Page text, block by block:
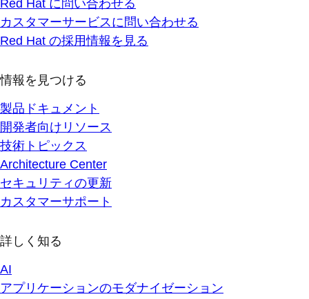
Red Hat に問い合わせる
カスタマーサービスに問い合わせる
Red Hat の採用情報を見る
情報を見つける
製品ドキュメント
開発者向けリソース
技術トピックス
Architecture Center
セキュリティの更新
カスタマーサポート
詳しく知る
AI
アプリケーションのモダナイゼーション